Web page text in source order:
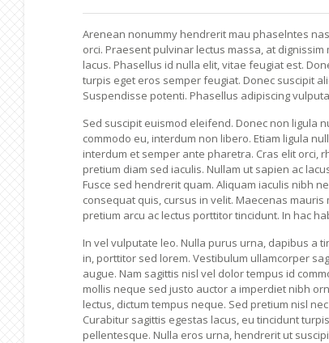
Arenean nonummy hendrerit mau phaselntes
orci. Praesent pulvinar lectus massa, at
lacus. Phasellus id nulla elit, vitae feugiat est.
turpis eget eros semper feugiat. Donec suscipit
Suspendisse potenti. Phasellus adipiscing
Sed suscipit euismod eleifend. Donec non ligula
commodo eu, interdum non libero. Etiam ligula
interdum et semper ante pharetra. Cras elit orci,
pretium diam sed iaculis. Nullam ut sapien ac
Fusce sed hendrerit quam. Aliquam iaculis nibh
consequat quis, cursus in velit. Maecenas
pretium arcu ac lectus porttitor tincidunt. In hac
In vel vulputate leo. Nulla purus urna, dapibus a
in, porttitor sed lorem. Vestibulum ullamcorper
augue. Nam sagittis nisl vel dolor tempus id
mollis neque sed justo auctor a imperdiet nibh
lectus, dictum tempus neque. Sed pretium nisl
Curabitur sagittis egestas lacus, eu tincidunt
pellentesque. Nulla eros urna, hendrerit ut